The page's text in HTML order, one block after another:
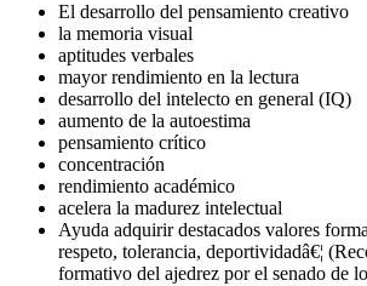
El desarrollo del pensamiento creativo
la memoria visual
aptitudes verbales
mayor rendimiento en la lectura
desarrollo del intelecto en general (IQ)
aumento de la autoestima
pensamiento crí­tico
concentración
rendimiento académico
acelera la madurez intelectual
Ayuda adquirir destacados valores
respeto, tolerancia, deportividadâ€¦
formativo del ajedrez por el senado de